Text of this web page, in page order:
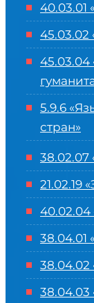
45.03.02
45.03.04
5.9.6
стран»
38.02.07
21.02.19
38.04.01